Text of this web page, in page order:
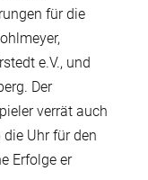
für die
e.V., und
Der
verrät auch
Uhr für den
Erfolge er